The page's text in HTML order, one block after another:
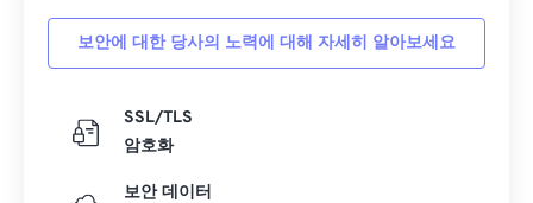
보안에 대한 당사의 노력에 대해 자세히 알아보세요
SSL/TLS
암호화
보안 데이터